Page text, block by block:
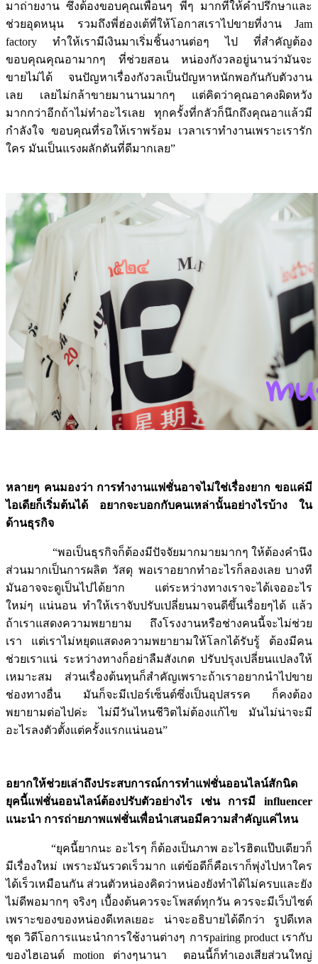
มาถ่ายงาน ซึ่งต้องขอบคุณเพื่อนๆ พี่ๆ มากที่ให้คำปรึกษาและ
ช่วยอุดหนุน รวมถึงพี่ฮ่องเต้ที่ให้โอกาสเราไปขายที่งาน Jam
factory ทำให้เรามีเงินมาเริ่มชิ้นงานต่อๆ ไป ที่สำคัญต้อง
ขอบคุณคุณอามากๆ ที่ช่วยสอน หน่องกังวลอยู่นานว่ามันจะ
ขายไม่ได้ จนปัญหาเรื่องกังวลเป็นปัญหาหนักพอกันกับตัวงาน
เลย เลยไม่กล้าขายมานานมากๆ แต่คิดว่าคุณอาคงผิดหวัง
มากกว่าอีกถ้าไม่ทำอะไรเลย ทุกครั้งที่กลัวก็นึกถึงคุณอาแล้วมี
กำลังใจ ขอบคุณที่รอให้เราพร้อม เวลาเราทำงานเพราะเรารัก
ใคร มันเป็นแรงผลักดันที่ดีมากเลย”
หลายๆ คนมองว่า การทำงานแฟชั่นอาจไม่ใช่เรื่องยาก ขอแค่มี
ไอเดียก็เริ่มต้นได้ อยากจะบอกกับคนเหล่านั้นอย่างไรบ้าง ใน
ด้านธุรกิจ
“พอเป็นธุรกิจก็ต้องมีปัจจัยมากมายมากๆ ให้ต้องคำนึง
ส่วนมากเป็นการผลิต วัสดุ พอเราอยากทำอะไรก็ลองเลย บางที
มันอาจจะดูเป็นไปได้ยาก แต่ระหว่างทางเราจะได้เจออะไร
ใหม่ๆ แน่นอน ทำให้เราจับปรับเปลี่ยนมาจนดีขึ้นเรื่อยๆได้ แล้ว
ถ้าเราแสดงความพยายาม ถึงโรงงานหรือช่างคนนี้จะไม่ช่วย
เรา แต่เราไม่หยุดแสดงความพยายามให้โลกได้รับรู้ ต้องมีคน
ช่วยเราแน่ ระหว่างทางก็อย่าลืมสังเกต ปรับปรุงเปลี่ยนแปลงให้
เหมาะสม ส่วนเรื่องต้นทุนก็สำคัญเพราะถ้าเราอยากนำไปขาย
ช่องทางอื่น มันก็จะมีเปอร์เซ็นต์ซึ่งเป็นอุปสรรค ก็คงต้อง
พยายามต่อไปค่ะ ไม่มีวันไหนชีวิตไม่ต้องแก้ไข มันไม่น่าจะมี
อะไรลงตัวตั้งแต่ครั้งแรกแน่นอน”
อยากให้ช่วยเล่าถึงประสบการณ์การทำแฟชั่นออนไลน์สักนิด
ยุคนี้แฟชั่นออนไลน์ต้องปรับตัวอย่างไร เช่น การมี influencer
แนะนำ การถ่ายภาพแฟชั่นเพื่อนำเสนอมีความสำคัญแค่ไหน
“ยุคนี้ยากนะ อะไรๆ ก็ต้องเป็นภาพ อะไรฮิตแป๊บเดียวก็
มีเรื่องใหม่ เพราะมันรวดเร็วมาก แต่ข้อดีก็คือเราก็พุ่งไปหาใคร
ได้เร็วเหมือนกัน ส่วนตัวหน่องคิดว่าหน่องยังทำได้ไม่ครบและยัง
ไม่ดีพอมากๆ จริงๆ เบื้องต้นควรจะโพสต์ทุกวัน ควรจะมีเว็บไซต์
เพราะของของหน่องดีเทลเยอะ น่าจะอธิบายได้ดีกว่า รูปดีเทล
ชุด วิดีโอการแนะนำการใช้งานต่างๆ การpairing product เรากับ
ของไฮเอนด์ motion ต่างๆนานา ตอนนี้ก็ทำเองเสียส่วนใหญ่